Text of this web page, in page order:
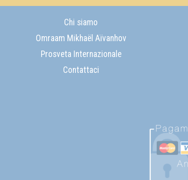
Chi siamo
Omraam Mikhaël Aïvanhov
Prosveta Internazionale
Contattaci